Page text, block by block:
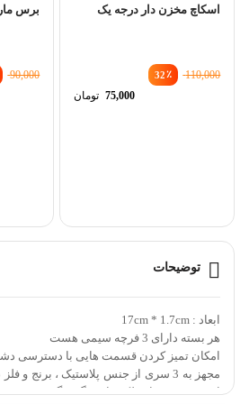
اسکاچ مخزن دار درجه یک
٪32 110,000
75,000 تومان
برس
90,000
توضیحات
ابعاد : 17cm * 1.7cm
هر بسته دارای 3 فرچه سیمی هست
امکان تمیز کردن قسمت هایی با دسترسی
مجهز به 3 سری از جنس پلاستیک ، برنج
از بین بردن غبار ، لکه ها و زنگ زدگی